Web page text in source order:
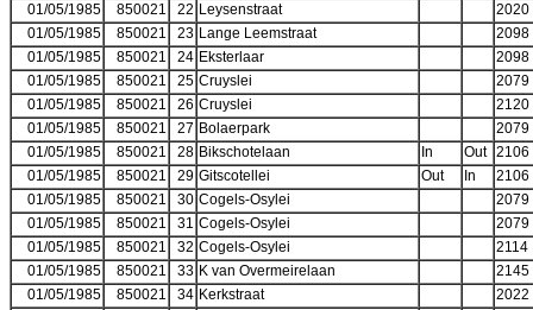
01/05/1985
850021 22 Leysenstraat
2020
01/05/1985
850021 23 Lange Leemstraat
2098
01/05/1985
850021 24 Eksterlaar
2098
01/05/1985
850021 25 Cruyslei
2079
01/05/1985
850021 26 Cruyslei
2120
01/05/1985
850021 27 Bolaerpark
2079
01/05/1985
850021 28 Bikschotelaan In Out 2106
01/05/1985
850021 29 Gitscotellei Out In
2106
01/05/1985
850021 30 Cogels-Osylei
2079
01/05/1985
850021 31 Cogels-Osylei
2079
01/05/1985
850021 32 Cogels-Osylei
2114
01/05/1985
850021 33 K van Overmeirelaan
2145
01/05/1985
850021 34 Kerkstraat
2022